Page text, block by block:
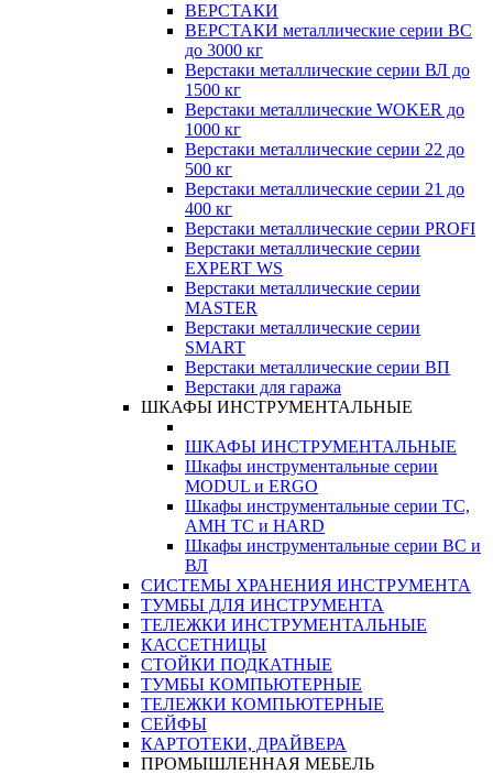
ВЕРСТАКИ
ВЕРСТАКИ металлические серии ВС
до 3000 кг
Верстаки металлические серии ВЛ до
1500 кг
Верстаки металлические WOKER до
1000 кг
Верстаки металлические серии 22 до
500 кг
Верстаки металлические серии 21 до
400 кг
Верстаки металлические серии PROFI
Верстаки металлические серии
EXPERT WS
Верстаки металлические серии
MASTER
Верстаки металлические серии
SMART
Верстаки металлические серии ВП
Верстаки для гаража
ШКАФЫ ИНСТРУМЕНТАЛЬНЫЕ
ШКАФЫ ИНСТРУМЕНТАЛЬНЫЕ
Шкафы инструментальные серии
MODUL и ERGO
Шкафы инструментальные серии ТС,
АМН ТС и HARD
Шкафы инструментальные серии ВС и
ВЛ
СИСТЕМЫ ХРАНЕНИЯ ИНСТРУМЕНТА
ТУМБЫ ДЛЯ ИНСТРУМЕНТА
ТЕЛЕЖКИ ИНСТРУМЕНТАЛЬНЫЕ
КАССЕТНИЦЫ
СТОЙКИ ПОДКАТНЫЕ
ТУМБЫ КОМПЬЮТЕРНЫЕ
ТЕЛЕЖКИ КОМПЬЮТЕРНЫЕ
СЕЙФЫ
КАРТОТЕКИ, ДРАЙВЕРА
ПРОМЫШЛЕННАЯ МЕБЕЛЬ